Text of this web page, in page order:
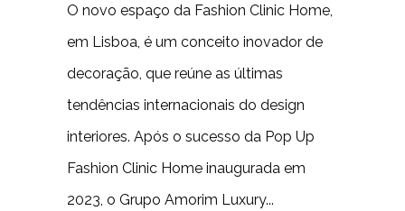
O novo espaço da Fashion Clinic Home,
em Lisboa, é um conceito inovador de
decoração, que reúne as últimas
tendências internacionais do design
interiores. Após o sucesso da Pop Up
Fashion Clinic Home inaugurada em
2023, o Grupo Amorim Luxury